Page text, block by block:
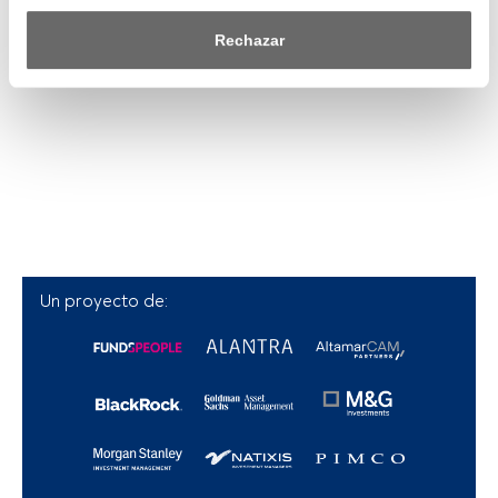
saber más, consulta nuestra política de privacidad.
datos para proporcionar:
Rechazar
Un proyecto de: